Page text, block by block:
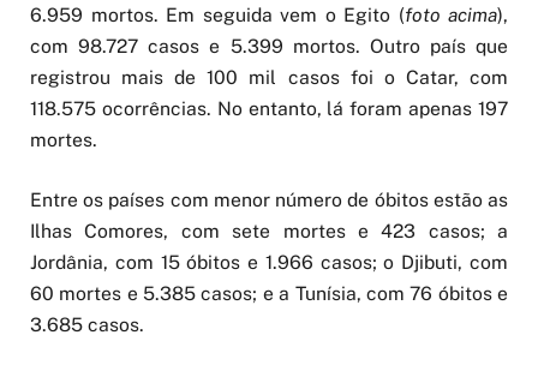
6.959 mortos. Em seguida vem o Egito (foto acima),
com 98.727 casos e 5.399 mortos. Outro país que
registrou mais de 100 mil casos foi o Catar, com
118.575 ocorrências. No entanto, lá foram apenas 197
mortes.
Entre os países com menor número de óbitos estão as
Ilhas Comores, com sete mortes e 423 casos; a
Jordânia, com 15 óbitos e 1.966 casos; o Djibuti, com
60 mortes e 5.385 casos; e a Tunísia, com 76 óbitos e
3.685 casos.